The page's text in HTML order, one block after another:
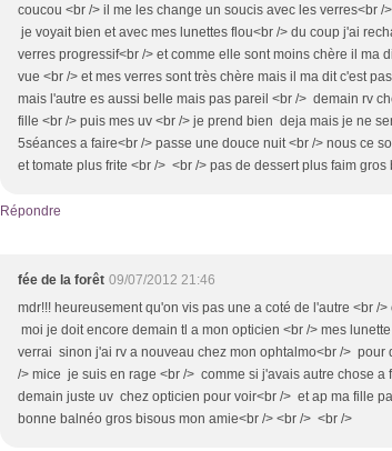
coucou <br /> il me les change un soucis avec les verres<br
je voyait bien et avec mes lunettes flou<br /> du coup j'ai
verres progressif<br /> et comme elle sont moins chère il ma
vue <br /> et mes verres sont très chère mais il ma dit c'est
mais l'autre es aussi belle mais pas pareil <br /> demain rv
fille <br /> puis mes uv <br /> je prend bien deja mais je ne
5séances a faire<br /> passe une douce nuit <br /> nous ce
et tomate plus frite <br /> <br /> pas de dessert plus faim
Répondre
fée de la forêt 09/07/2012 21:46
mdr!!! heureusement qu'on vis pas une a coté de l'autre <br /
moi je doit encore demain tl a mon opticien <br /> mes
verrai sinon j'ai rv a nouveau chez mon ophtalmo<br /> pour
/> mice je suis en rage <br /> comme si j'avais autre chose
demain juste uv chez opticien pour voir<br /> et ap ma fille
bonne balnéo gros bisous mon amie<br /> <br /> <br />